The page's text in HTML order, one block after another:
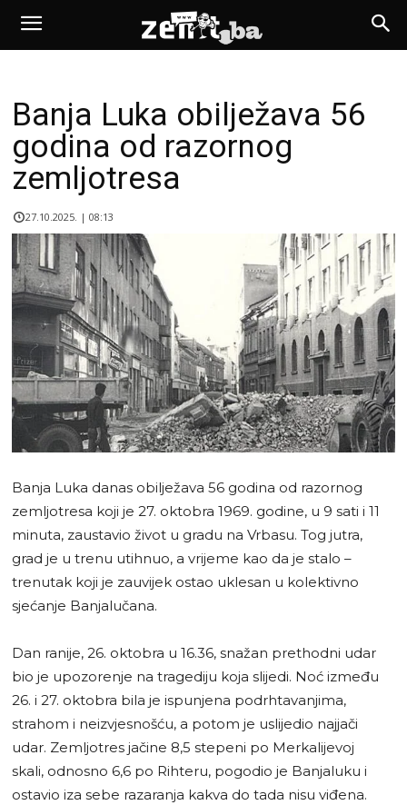
Banja Luka obilježava 56
godina od razornog
zemljotresa
27.10.2025. | 08:13
Banja Luka danas obilježava 56 godina od razornog
zemljotresa koji je 27. oktobra 1969. godine, u 9 sati i 11
minuta, zaustavio život u gradu na Vrbasu. Tog jutra,
grad je u trenu utihnuo, a vrijeme kao da je stalo –
trenutak koji je zauvijek ostao uklesan u kolektivno
sjećanje Banjalučana.
Dan ranije, 26. oktobra u 16.36, snažan prethodni udar
bio je upozorenje na tragediju koja slijedi. Noć između
26. i 27. oktobra bila je ispunjena podrhtavanjima,
strahom i neizvjesnošću, a potom je uslijedio najjači
udar. Zemljotres jačine 8,5 stepeni po Merkalijevoj
skali, odnosno 6,6 po Rihteru, pogodio je Banjaluku i
ostavio iza sebe razaranja kakva do tada nisu viđena.